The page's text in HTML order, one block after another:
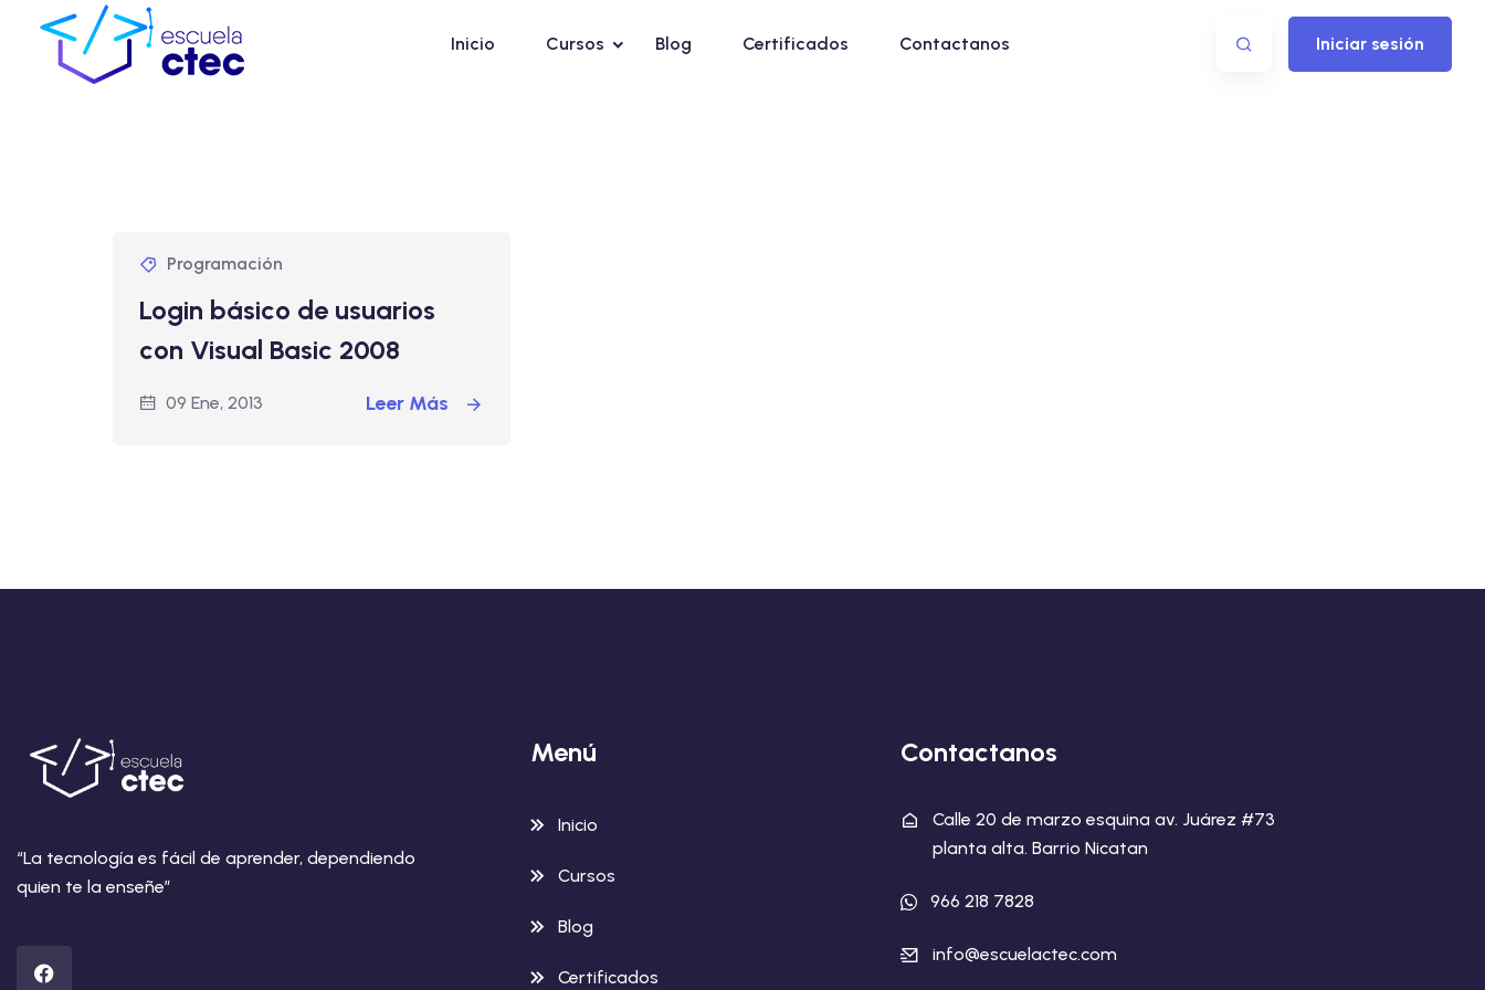
Inicio Cursos Blog Certificados Contactanos Iniciar sesión
Programación
Login básico de usuarios
con Visual Basic 2008
09 Ene, 2013 Leer Más
“La tecnología es fácil de aprender, dependiendo
quien te la enseñe”
Menú
Inicio
Cursos
Blog
Certificados
Contactanos
Calle 20 de marzo esquina av. Juárez #73
planta alta. Barrio Nicatan
966 218 7828
info@escuelactec.com